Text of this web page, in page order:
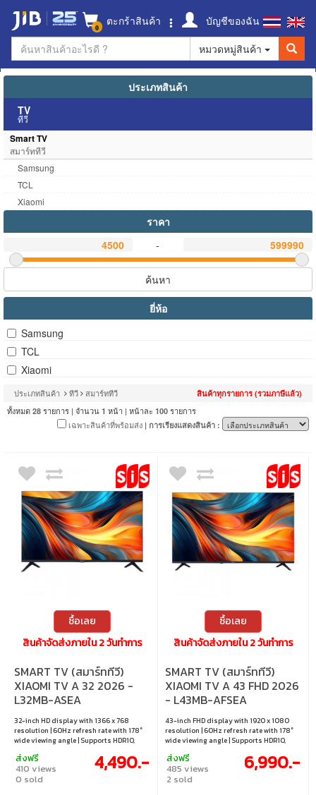
0 ตะกร้าสินค้า
บัญชีของฉัน
หมวดหมู่สินค้า
ประเภทสินค้า
TV
ทีวี
Smart TV
สมาร์ททีวี
Samsung
TCL
Xiaomi
ราคา
-
ค้นหา
ยี่ห้อ
Samsung
TCL
Xiaomi
ประเภทสินค้า ทีวี สมาร์ททีวี สินค้าทุกรายการ (รวมภาษีแล้ว)
ทั้งหมด 28 รายการ | จำนวน 1 หน้า | หน้าละ 100 รายการ
เฉพาะสินค้าที่พร้อมส่ง | การเรียงแสดงสินค้า :
ซื้อเลย
สินค้าจัดส่งภายใน 2 วันทำการ
SMART TV (สมาร์ททีวี)
XIAOMI TV A 32 2026 -
L32MB-ASEA
32-inch HD display with 1366 x 768
resolution | 60Hz refresh rate with 178°
wide viewing angle | Supports HDR10,
Virtual:X | Google TV with Google
Assistant, Google Cast and Miracast | 2 x
8W Speaker, 2 x HDMI and 1 x USB 2.0
ส่งฟรี
410 views
0 sold
4,490.-
ซื้อเลย
สินค้าจัดส่งภายใน 2 วันทำการ
SMART TV (สมาร์ททีวี)
XIAOMI TV A 43 FHD 2026
- L43MB-AFSEA
43-inch FHD display with 1920 x 1080
resolution | 60Hz refresh rate with 178°
wide viewing angle | Supports HDR10,
Virtual:X | Google TV with Google
Assistant, Google Cast and Miracast | 2 x
10W Speaker, 2 x HDMI and 1 x USB 2.0
ส่งฟรี
485 views
2 sold
6,990.-